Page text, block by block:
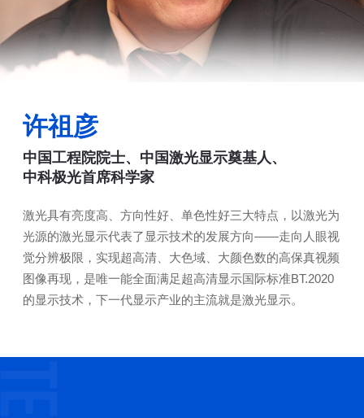
许祖彦
中国工程院院士、中国激光显示奠基人、
中科极光首席科学家
激光具有亮度高、方向性好、单色性好三大特点，以激光为
光源的激光显示代表了显示技术的发展方向——走向人眼视
觉分辨极限，实现超高清、大色域、大颜色数的高保真视频
图像再现，是唯一能全面满足超高清显示国际标准BT.2020
的显示技术，下一代显示产业的主流就是激光显示。